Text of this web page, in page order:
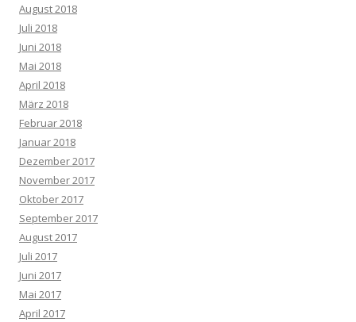
August 2018
Juli 2018
Juni 2018
Mai 2018
April 2018
März 2018
Februar 2018
Januar 2018
Dezember 2017
November 2017
Oktober 2017
September 2017
August 2017
Juli 2017
Juni 2017
Mai 2017
April 2017